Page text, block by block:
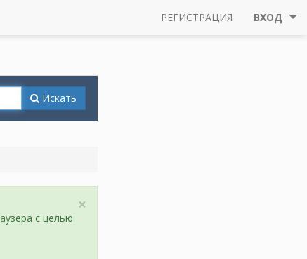
РЕГИСТРАЦИЯ ВХОД
Искать
×
с целью